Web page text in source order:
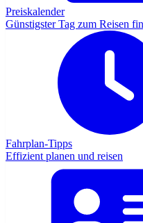
Preiskalender
Günstigster Tag zum Reisen
Fahrplan-Tipps
Effizient planen und reisen